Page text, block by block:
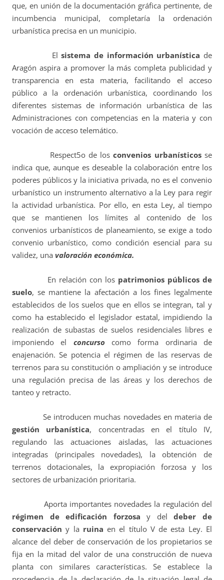
que, en unión de la documentación gráfica pertinente, de
incumbencia municipal, completaría la ordenación
urbanística precisa en un municipio.
Elsistema de información urbanística de
Aragón aspira a promover la más completa publicidad y
transparencia en esta materia, facilitando el acceso
público a la ordenación urbanística, coordinando los
diferentes sistemas de información urbanística de las
Administraciones con competencias en la materia y con
vocación de acceso telemático.
Respect5o de losconvenios urbanísticosse
indica que, aunque es deseable la colaboración entre los
poderes públicos y la iniciativa privada, no es el convenio
urbanístico un instrumento alternativo a la Ley para regir
la actividad urbanística. Por ello, en esta Ley, al tiempo
que se mantienen los límites al contenido de los
convenios urbanísticos de planeamiento, se exige a todo
convenio urbanístico, como condición esencial para su
validez, una valoración económica.
En relación con los patrimonios públicos de
suelo, se mantiene la afectación a los fines legalmente
establecidos de los suelos que en ellos se integran, tal y
como ha establecido el legislador estatal, impidiendo la
realización de subastas de suelos residenciales libres e
imponiendo el concurso como forma ordinaria de
enajenación. Se potencia el régimen de las reservas de
terrenos para su constitución o ampliación y se introduce
una regulación precisa de las áreas y los derechos de
tanteo y retracto.
Se introducen muchas novedades en materia de
gestión urbanística, concentradas en el título IV,
regulando las actuaciones aisladas, las actuaciones
integradas (principales novedades), la obtención de
terrenos dotacionales, la expropiación forzosa y los
sectores de urbanización prioritaria.
Aporta importantes novedades la regulación del
régimen de edificación forzosa y deldeber de
conservación y la ruina en el título V de esta Ley. El
alcance del deber de conservación de los propietarios se
fija en la mitad del valor de una construcción de nueva
planta con similares características. Se establece la